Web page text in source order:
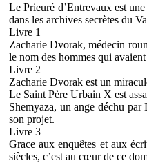
Le Prieuré d’Entrevaux est
dans les archives secrètes du
Livre 1
Zacharie Dvorak, médecin
le nom des hommes qui
Livre 2
Zacharie Dvorak est un
Le Saint Père Urbain X est
Shemyaza, un ange déchu
son projet.
Livre 3
Grace aux enquêtes et aux
siècles, c’est au cœur de ce